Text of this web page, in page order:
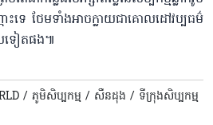
េ ថែមទាំងអាចក្លាយជាគោលដៅវប្បធម៌
ទៀតផង៕
/ ភូមិសិប្បកម្ម / សឺនដុង / ទីក្រុងសិប្បកម្ម